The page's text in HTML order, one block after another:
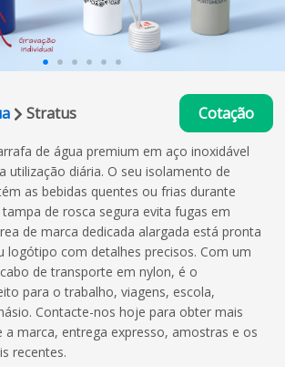
Stratus Cotação
de água premium em aço inoxidável
utilização diária. O seu isolamento de
as bebidas quentes ou frias durante
de rosca segura evita fugas em
de marca dedicada alargada está pronta
logótipo com detalhes precisos. Com um
de transporte em nylon, é o
para o trabalho, viagens, escola,
Contacte-nos hoje para obter mais
marca, entrega expresso, amostras e os
recentes.